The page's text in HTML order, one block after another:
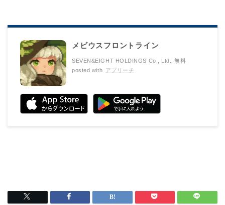
メビウスフロントライン
SEVEN&EIGHT HOLDINGS Co., Ltd.
無料
posted with アプリーチ